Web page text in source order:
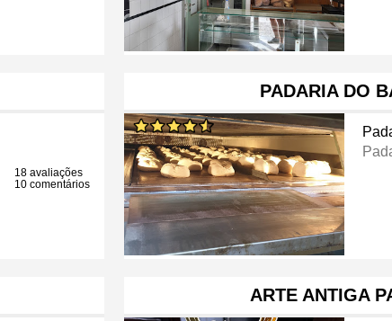
18 avaliações
10 comentários
PADARIA DO
ARTE ANTIGA